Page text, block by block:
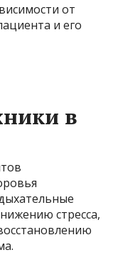
от
и его
в
стресса,